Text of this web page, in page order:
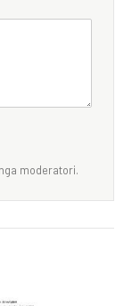
moderatori.